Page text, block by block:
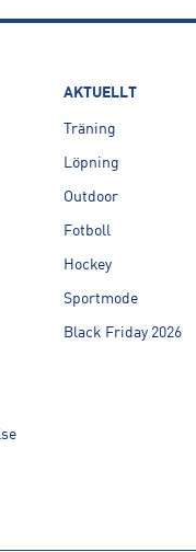
AKTUELLT
Träning
Löpning
Outdoor
Fotboll
Hockey
Sportmode
Black Friday 2026